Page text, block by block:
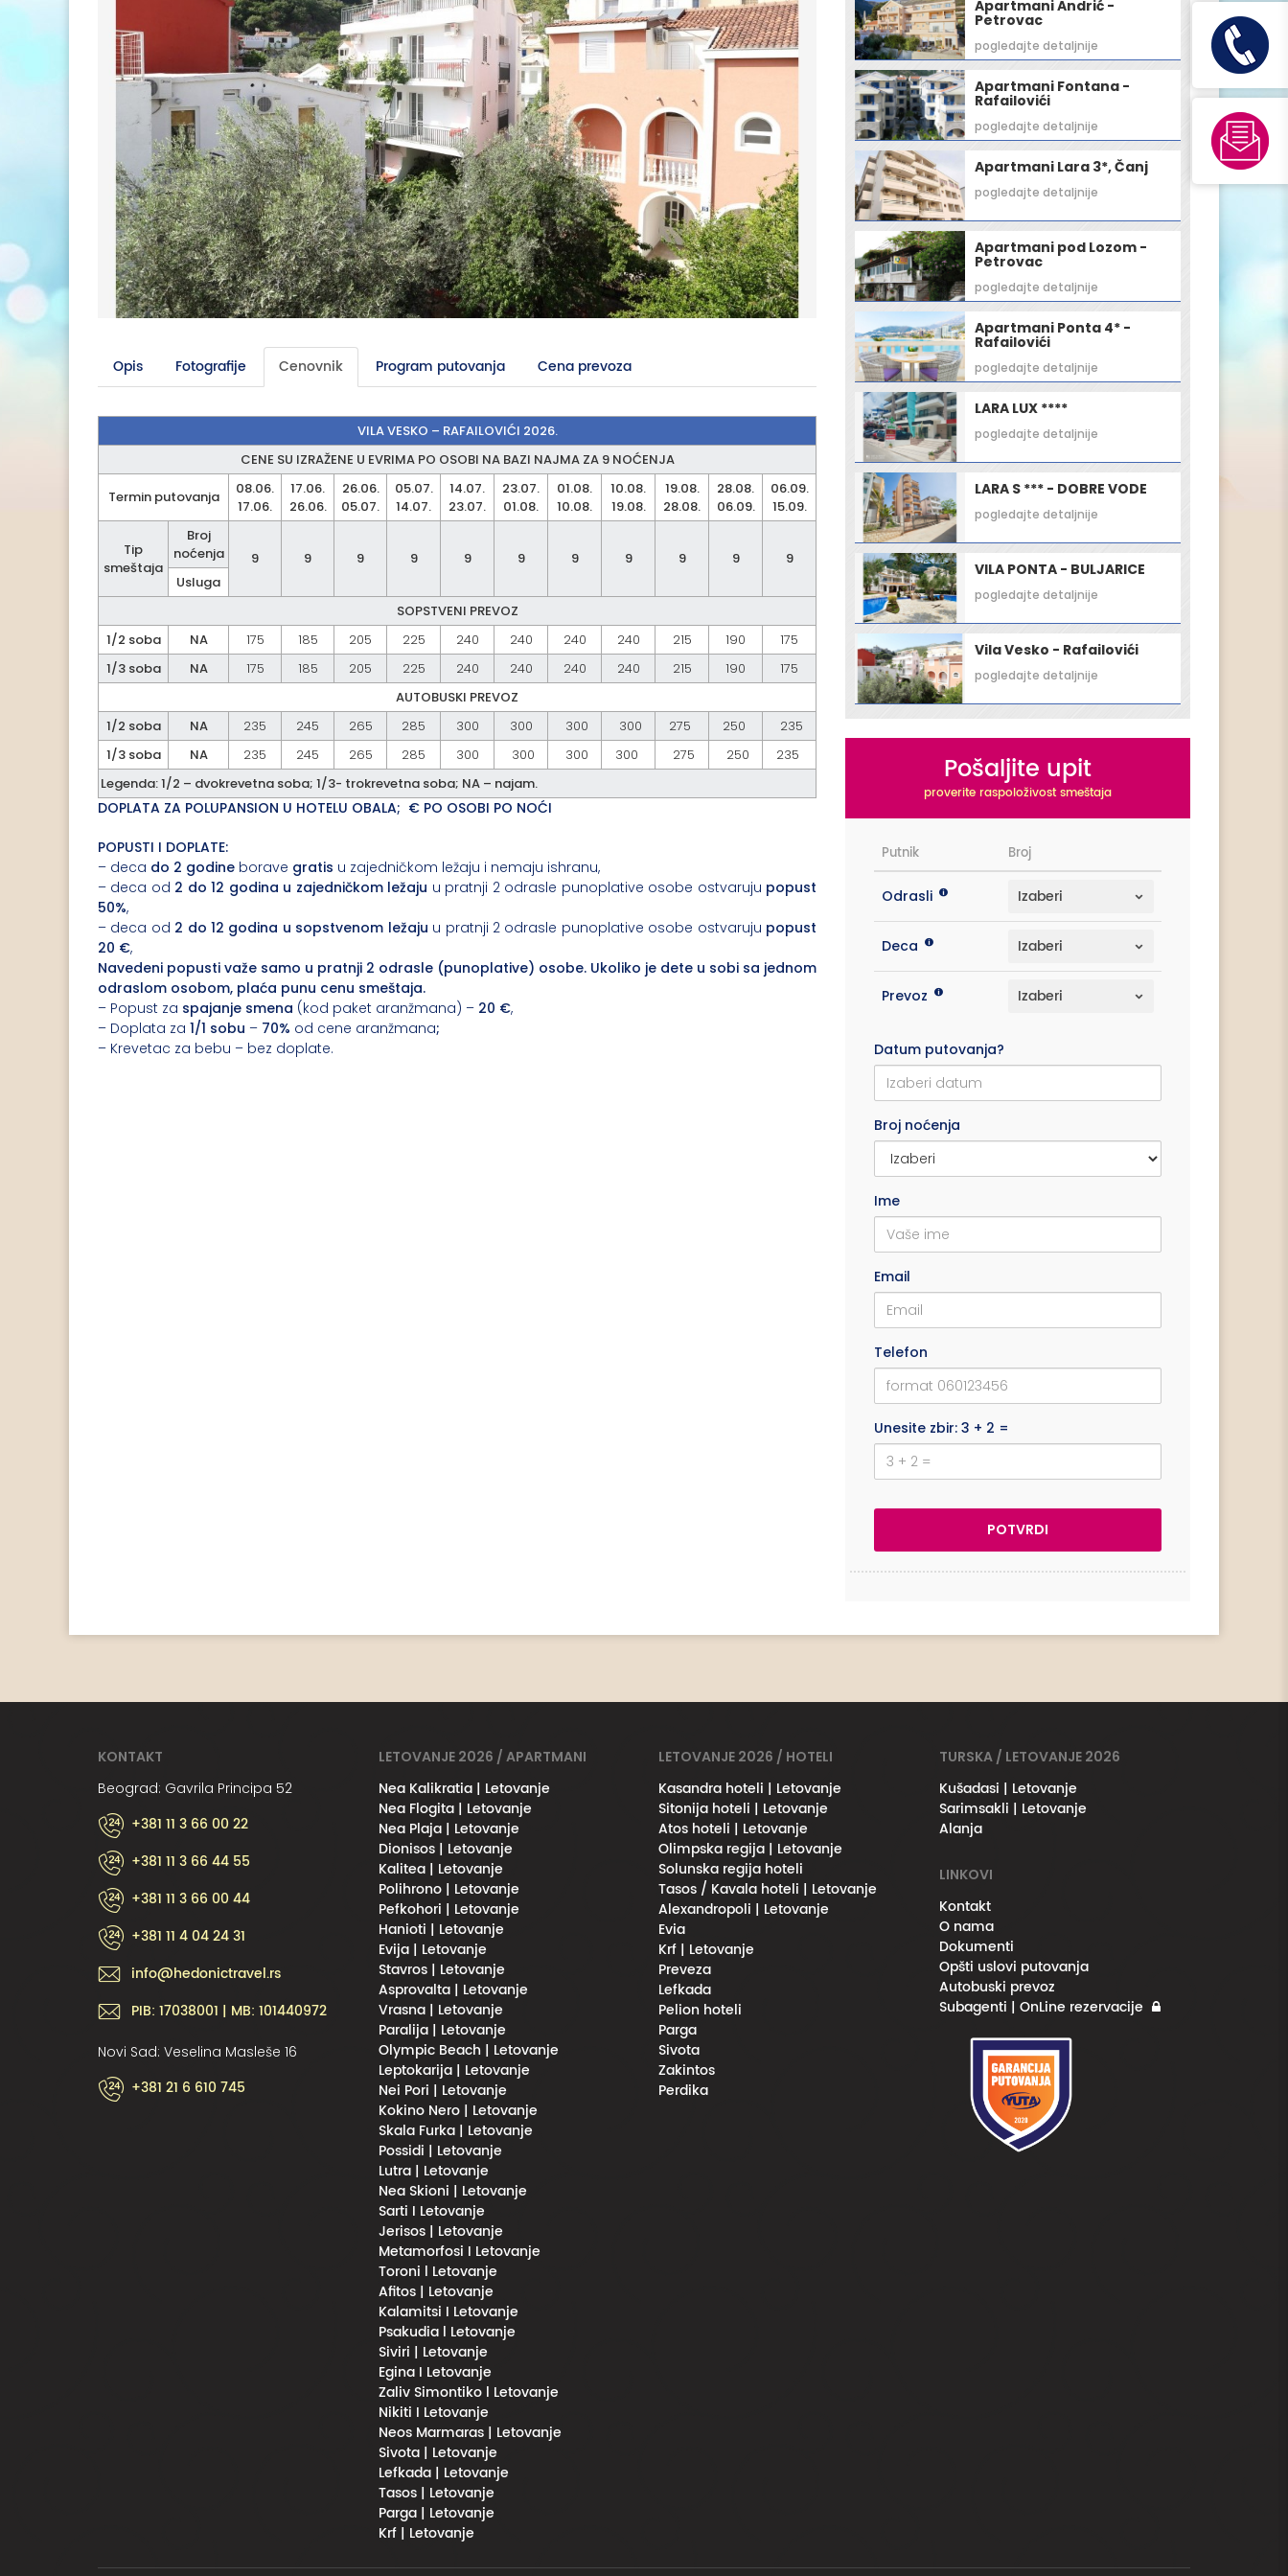
Opis Fotografije Cenovnik Program putovanja Cena prevoza
VILA VESKO – RAFAILOVIĆI 2026.
CENE SU IZRAŽENE U EVRIMA PO OSOBI NA BAZI NAJMA ZA 9 NOĆENJA
Termin putovanja
08.06.
17.06.
17.06.
26.06.
26.06.
05.07.
05.07.
14.07.
14.07.
23.07.
23.07.
01.08.
01.08.
10.08.
10.08.
19.08.
19.08.
28.08.
28.08.
06.09.
06.09.
15.09.
Tip
smeštaja
Broj
noćenja
9 9 9 9 9 9 9 9 9 9
9
Usluga
SOPSTVENI PREVOZ
1/2 soba
NA 175 185 205 225 240 240 240 240 215 190
175
1/3 soba
NA 175 185 205 225 240 240 240 240 215 190
175
AUTOBUSKI PREVOZ
1/2 soba
NA 235 245 265 285 300 300 300 300 275 250
235
1/3 soba
NA 235 245 265 285 300 300 300 300 275 250
235
Legenda: 1/2 – dvokrevetna soba; 1/3- trokrevetna soba; NA – najam.
DOPLATA ZA POLUPANSION U HOTELU OBALA; € PO OSOBI PO NOĆI
POPUSTI I DOPLATE:
– deca do 2 godine borave gratis u zajedničkom ležaju i nemaju ishranu,
– deca od 2 do 12 godina u zajedničkom ležaju u pratnji 2 odrasle punoplative osobe ostvaruju popust
50%,
– deca od 2 do 12 godina u sopstvenom ležaju u pratnji 2 odrasle punoplative osobe ostvaruju popust
20 €,
Navedeni popusti važe samo u pratnji 2 odrasle (punoplative) osobe. Ukoliko je dete u sobi sa jednom
odraslom osobom, plaća punu cenu smeštaja.
– Popust za spajanje smena (kod paket aranžmana) – 20 €,
– Doplata za 1/1 sobu – 70% od cene aranžmana;
– Krevetac za bebu – bez doplate.
Apartmani Andrić -
Petrovac
pogledajte detaljnije
Apartmani Fontana -
Rafailovići
pogledajte detaljnije
Apartmani Lara 3*, Čanj
pogledajte detaljnije
Apartmani pod Lozom -
Petrovac
pogledajte detaljnije
Apartmani Ponta 4* -
Rafailovići
pogledajte detaljnije
LARA LUX ****
pogledajte detaljnije
LARA S *** - DOBRE VODE
pogledajte detaljnije
VILA PONTA - BULJARICE
pogledajte detaljnije
Vila Vesko - Rafailovići
pogledajte detaljnije
Pošaljite upit
proverite raspoloživost smeštaja
Putnik Broj
Odrasli
Deca
Prevoz
Datum putovanja?
Broj noćenja
Ime
Email
Telefon
Unesite zbir: 3 + 2 =
KONTAKT
Beograd: Gavrila Principa 52
+381 11 3 66 00 22
+381 11 3 66 44 55
+381 11 3 66 00 44
+381 11 4 04 24 31
info@hedonictravel.rs
PIB: 17038001 | MB: 101440972
Novi Sad: Veselina Masleše 16
+381 21 6 610 745
LETOVANJE 2026 / APARTMANI
Nea Kalikratia | Letovanje
Nea Flogita | Letovanje
Nea Plaja | Letovanje
Dionisos | Letovanje
Kalitea | Letovanje
Polihrono | Letovanje
Pefkohori | Letovanje
Hanioti | Letovanje
Evija | Letovanje
Stavros | Letovanje
Asprovalta | Letovanje
Vrasna | Letovanje
Paralija | Letovanje
Olympic Beach | Letovanje
Leptokarija | Letovanje
Nei Pori | Letovanje
Kokino Nero | Letovanje
Skala Furka | Letovanje
Possidi | Letovanje
Lutra | Letovanje
Nea Skioni | Letovanje
Sarti I Letovanje
Jerisos | Letovanje
Metamorfosi I Letovanje
Toroni l Letovanje
Afitos | Letovanje
Kalamitsi I Letovanje
Psakudia l Letovanje
Siviri | Letovanje
Egina I Letovanje
Zaliv Simontiko l Letovanje
Nikiti I Letovanje
Neos Marmaras | Letovanje
Sivota | Letovanje
Lefkada | Letovanje
Tasos | Letovanje
Parga | Letovanje
Krf | Letovanje
LETOVANJE 2026 / HOTELI
Kasandra hoteli | Letovanje
Sitonija hoteli | Letovanje
Atos hoteli | Letovanje
Olimpska regija | Letovanje
Solunska regija hoteli
Tasos / Kavala hoteli | Letovanje
Alexandropoli | Letovanje
Evia
Krf | Letovanje
Preveza
Lefkada
Pelion hoteli
Parga
Sivota
Zakintos
Perdika
TURSKA / LETOVANJE 2026
Kušadasi | Letovanje
Sarimsakli | Letovanje
Alanja
LINKOVI
Kontakt
O nama
Dokumenti
Opšti uslovi putovanja
Autobuski prevoz
Subagenti | OnLine rezervacije